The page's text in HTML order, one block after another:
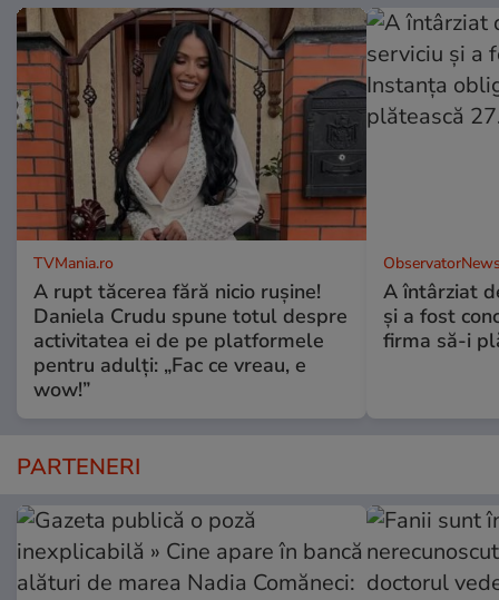
TVMania.ro
A rupt tăcerea fără nicio rușine!
Daniela Crudu spune totul despre
activitatea ei de pe platformele
pentru adulți: „Fac ce vreau, e
wow!”
A întârziat
și a fost
firma să-i
PARTENERI